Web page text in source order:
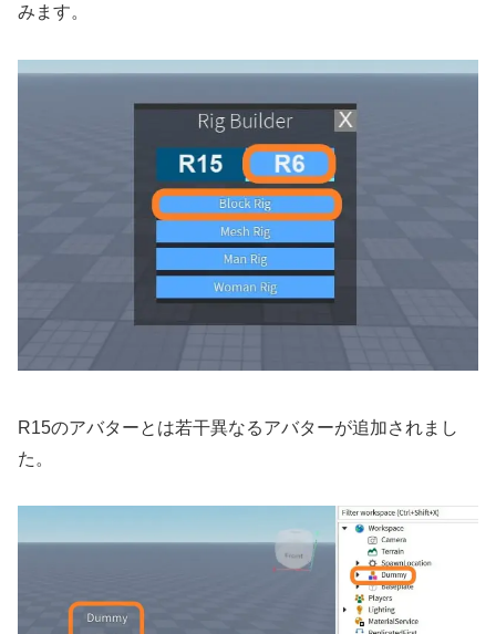
みます。
R15のアバターとは若干異なるアバターが追加されまし
た。